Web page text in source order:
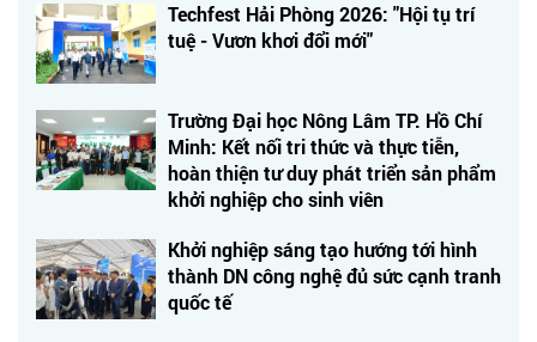
Techfest Hải Phòng 2026: "Hội tụ trí
tuệ - Vươn khơi đổi mới"
Trường Đại học Nông Lâm TP. Hồ Chí
Minh: Kết nối tri thức và thực tiễn,
hoàn thiện tư duy phát triển sản phẩm
khởi nghiệp cho sinh viên
Khởi nghiệp sáng tạo hướng tới hình
thành DN công nghệ đủ sức cạnh tranh
quốc tế